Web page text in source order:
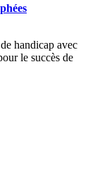
handicap avec
le succès de